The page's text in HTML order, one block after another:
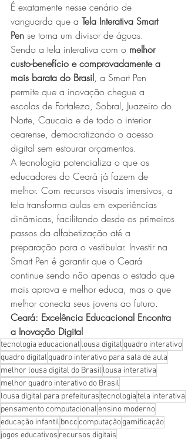
É exatamente nesse cenário de
vanguarda que a Tela Interativa Smart
Pen se torna um divisor de águas.
Sendo a tela interativa com o melhor
custo-benefício e comprovadamente a
mais barata do Brasil, a Smart Pen
permite que a inovação chegue a
escolas de Fortaleza, Sobral, Juazeiro do
Norte, Caucaia e de todo o interior
cearense, democratizando o acesso
digital sem estourar orçamentos.
A tecnologia potencializa o que os
educadores do Ceará já fazem de
melhor. Com recursos visuais imersivos, a
tela transforma aulas em experiências
dinâmicas, facilitando desde os primeiros
passos da alfabetização até a
preparação para o vestibular. Investir na
Smart Pen é garantir que o Ceará
continue sendo não apenas o estado que
mais aprova e melhor educa, mas o que
melhor conecta seus jovens ao futuro.
Ceará: Excelência Educacional Encontra
a Inovação Digital
tecnologia educacional lousa digitalquadro interativo
quadro digitalquadro interativo para sala de aula
melhor lousa digital do Brasil lousa interativa
melhor quadro interativo do Brasil
lousa digital para prefeiturastecnologiatela interativa
pensamento computacionalensino moderno
educação infantil bncccomputaçãogamificação
jogos educativos recursos digitais